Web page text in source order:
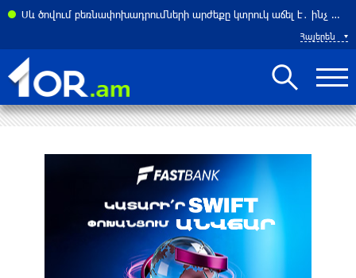
Սև ծովում բեռնափոխադրումների արժեքը կտրուկ աճել է․ ինչ ազդեցություն կունենա այն Հայաստանի վրա
Հայերեն